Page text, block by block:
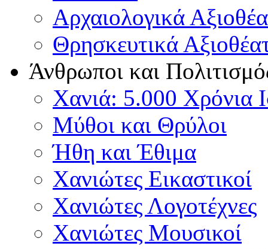
Αρχαιολογικά
Θρησκευτικά
Άνθρωποι και
Χανιά: 5.000 Χρόνια
Μύθοι και Θρύλοι
Ήθη και Έθιμα
Χανιώτες Εικαστικοί
Χανιώτες Λογοτέχνες
Χανιώτες Μουσικοί